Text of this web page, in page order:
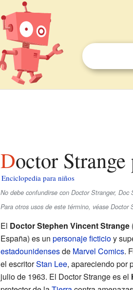
Doctor
Enciclopedia para niños
No debe confundirse con Doctor Stranger, Doc
Para otros usos de este término, véase Doctor
El Doctor Stephen Vincent Strange
España) es un personaje ficticioy
estadounidensesde Marvel Comics.
el escritorStan Lee, apareciendo por
julio de 1963. El Doctor Strange es el